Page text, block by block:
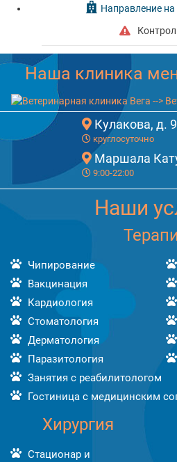
Направление
Наша клиника
Кулакова, д.
круглосуточно
Маршала
9:00-22:00
Наши
Чипирование
Вакцинация
Кардиология
Стоматология
Дерматология
Паразитология
Занятия с реабилитологом
Гостиница с медицинским
Хирургия
Стационар и